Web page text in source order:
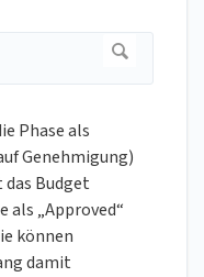
Phase als
Genehmigung)
Budget
als „Approved“
können
damit